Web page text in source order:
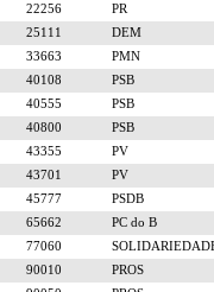
22256
PR
25111
DEM
33663
PMN
40108
PSB
40555
PSB
40800
PSB
43355
PV
43701
PV
45777
PSDB
65662
PC do B
77060
90010
PROS